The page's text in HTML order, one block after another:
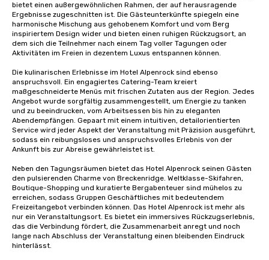
bietet einen außergewöhnlichen Rahmen, der auf herausragende
Ergebnisse zugeschnitten ist. Die Gästeunterkünfte spiegeln eine
harmonische Mischung aus gehobenem Komfort und vom Berg
inspiriertem Design wider und bieten einen ruhigen Rückzugsort, an
dem sich die Teilnehmer nach einem Tag voller Tagungen oder
Aktivitäten im Freien in dezentem Luxus entspannen können.
Die kulinarischen Erlebnisse im Hotel Alpenrock sind ebenso
anspruchsvoll. Ein engagiertes Catering-Team kreiert
maßgeschneiderte Menüs mit frischen Zutaten aus der Region. Jedes
Angebot wurde sorgfältig zusammengestellt, um Energie zu tanken
und zu beeindrucken, vom Arbeitsessen bis hin zu eleganten
Abendempfängen. Gepaart mit einem intuitiven, detailorientierten
Service wird jeder Aspekt der Veranstaltung mit Präzision ausgeführt,
sodass ein reibungsloses und anspruchsvolles Erlebnis von der
Ankunft bis zur Abreise gewährleistet ist.
Neben den Tagungsräumen bietet das Hotel Alpenrock seinen Gästen
den pulsierenden Charme von Breckenridge. Weltklasse-Skifahren,
Boutique-Shopping und kuratierte Bergabenteuer sind mühelos zu
erreichen, sodass Gruppen Geschäftliches mit bedeutendem
Freizeitangebot verbinden können. Das Hotel Alpenrock ist mehr als
nur ein Veranstaltungsort. Es bietet ein immersives Rückzugserlebnis,
das die Verbindung fördert, die Zusammenarbeit anregt und noch
lange nach Abschluss der Veranstaltung einen bleibenden Eindruck
hinterlässt.